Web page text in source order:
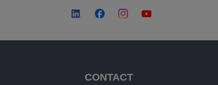
CONTACT